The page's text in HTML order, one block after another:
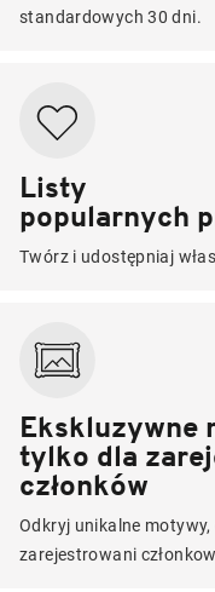
standardowych 30 dni.
Listy
popularnych
Twórz i udostępniaj
Ekskluzywne
tylko dla
członków
Odkryj unikalne
zarejestrowani